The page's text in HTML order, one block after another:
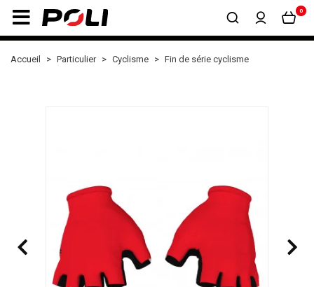
0
Accueil Particulier Cyclisme Fin de série cyclisme